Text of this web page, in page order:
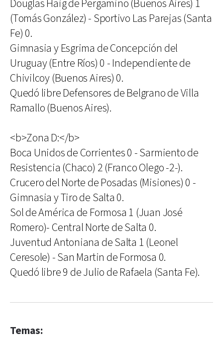
Douglas Haig de Pergamino (Buenos Aires) 1
(Tomás González) - Sportivo Las Parejas (Santa
Fe) 0.
Gimnasia y Esgrima de Concepción del
Uruguay (Entre Ríos) 0 - Independiente de
Chivilcoy (Buenos Aires) 0.
Quedó libre Defensores de Belgrano de Villa
Ramallo (Buenos Aires).
<b>Zona D:</b>
Boca Unidos de Corrientes 0 - Sarmiento de
Resistencia (Chaco) 2 (Franco Olego -2-).
Crucero del Norte de Posadas (Misiones) 0 -
Gimnasia y Tiro de Salta 0.
Sol de América de Formosa 1 (Juan José
Romero)- Central Norte de Salta 0.
Juventud Antoniana de Salta 1 (Leonel
Ceresole) - San Martin de Formosa 0.
Quedó libre 9 de Julio de Rafaela (Santa Fe).
Temas: